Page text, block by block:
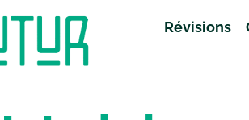
Révisions